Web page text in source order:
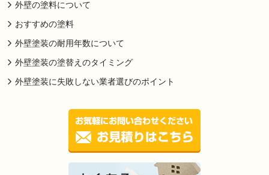
外壁の塗料について
おすすめの塗料
外壁塗装の耐用年数について
外壁塗装の塗替えのタイミング
外壁塗装に失敗しない業者選びのポイント